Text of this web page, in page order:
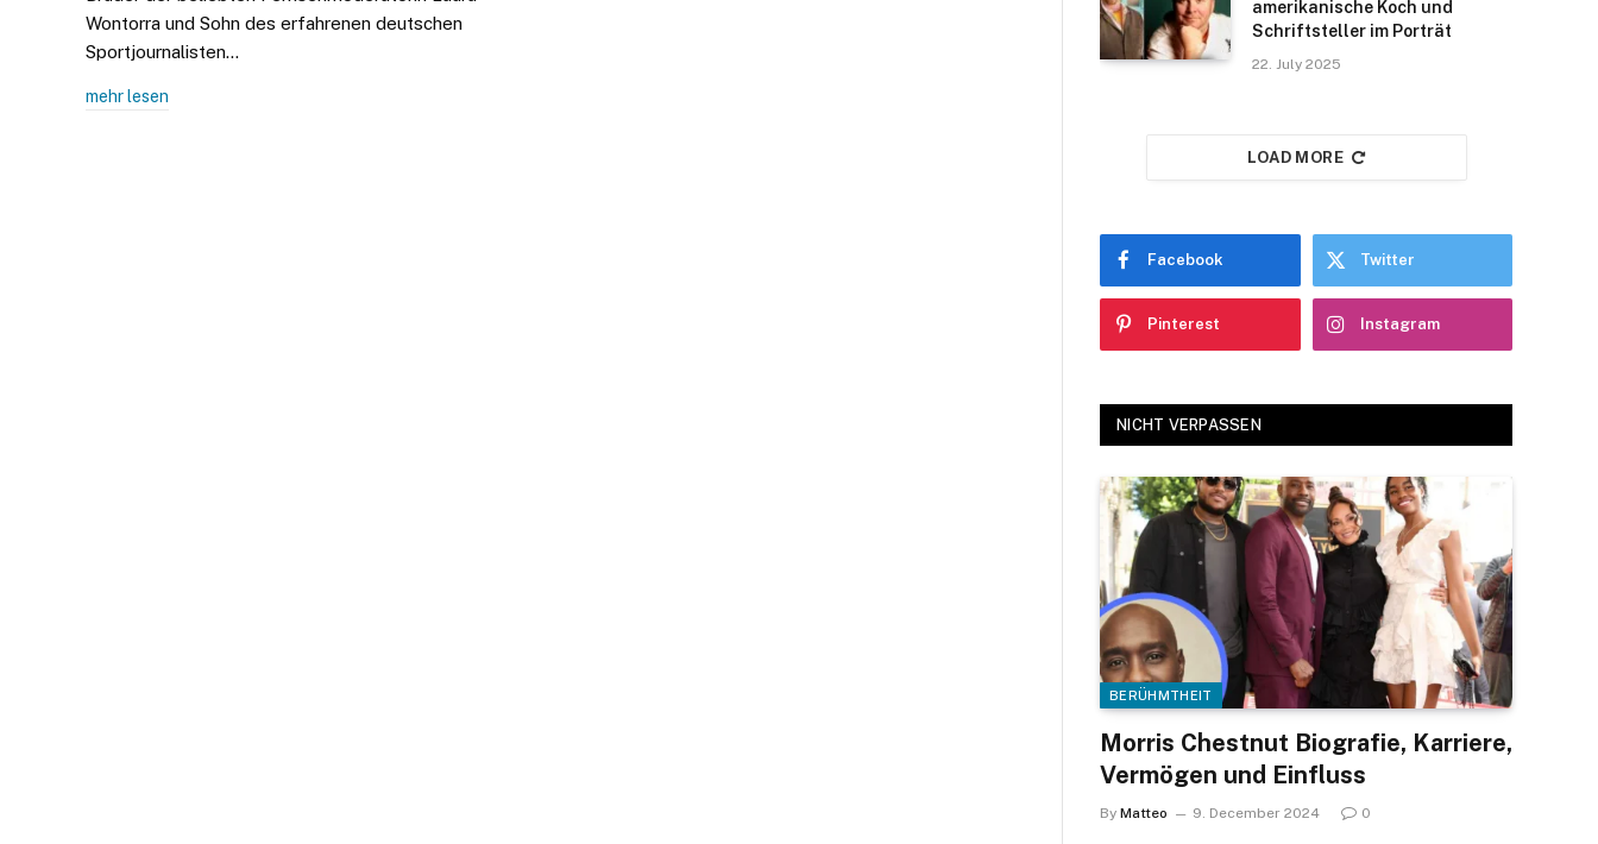
Wontorra und Sohn des erfahrenen deutschen
Sportjournalisten…
mehr lesen
amerikanische Koch und
Schriftsteller im Porträt
22. July 2025
LOAD MORE
Facebook Twitter
Pinterest Instagram
NICHT VERPASSEN
BERÜHMTHEIT
Morris Chestnut Biografie, Karriere,
Vermögen und Einfluss
By Matteo 9. December 2024 0